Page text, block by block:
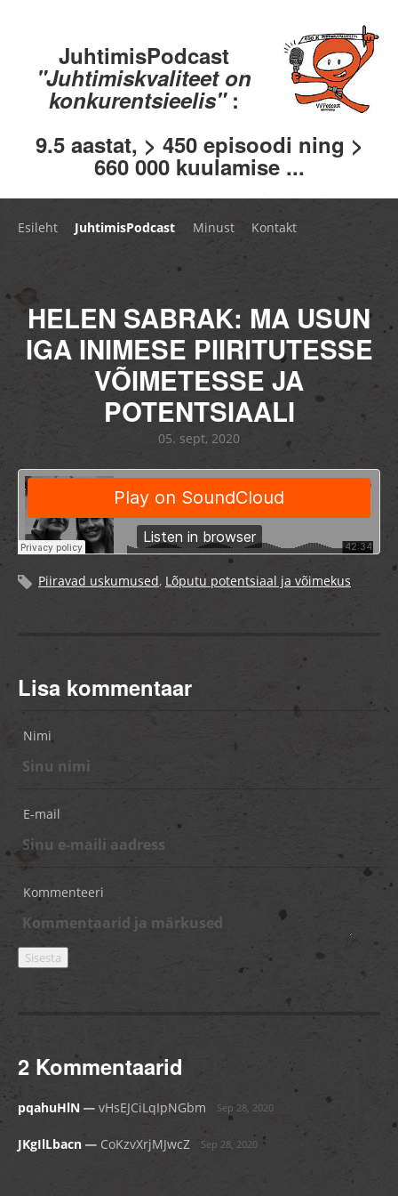
JuhtimisPodcast
"Juhtimiskvaliteet on
konkurentsieelis" :
9.5 aastat, > 450 episoodi ning >
660 000 kuulamise ...
Esileht JuhtimisPodcast Minust Kontakt
HELEN SABRAK: MA USUN
IGA INIMESE PIIRITUTESSE
VÕIMETESSE JA
POTENTSIAALI
05. sept, 2020
Piiravad uskumused, Lõputu potentsiaal ja võimekus
Lisa kommentaar
Nimi
E-mail
Kommenteeri
2 Kommentaarid
pqahuHlN vHsEJCiLqIpNGbm Sep 28, 2020
JKgIlLbacn CoKzvXrjMJwcZ Sep 28, 2020